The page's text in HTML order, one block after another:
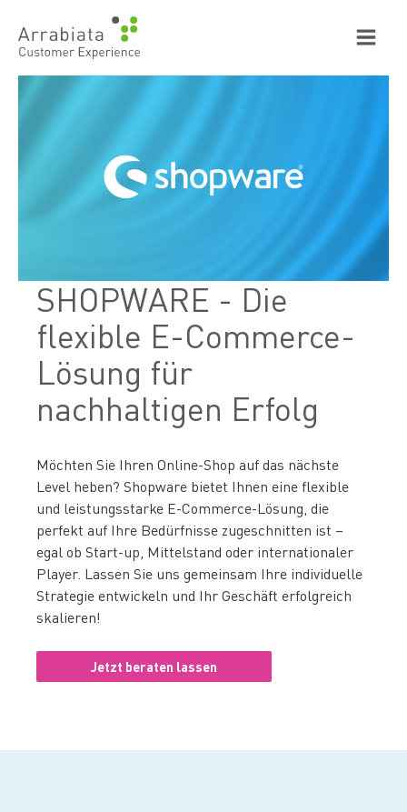
Inhalt
SHOPWARE - Die
flexible E-Commerce-
Lösung für
nachhaltigen Erfolg
Möchten Sie Ihren Online-Shop auf das nächste
Level heben? Shopware bietet Ihnen eine flexible
und leistungsstarke E-Commerce-Lösung, die
perfekt auf Ihre Bedürfnisse zugeschnitten ist –
egal ob Start-up, Mittelstand oder internationaler
Player. Lassen Sie uns gemeinsam Ihre individuelle
Strategie entwickeln und Ihr Geschäft erfolgreich
skalieren!
Jetzt beraten lassen